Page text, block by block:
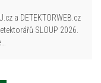
a DETEKTORWEB.cz
SLOUP 2026.